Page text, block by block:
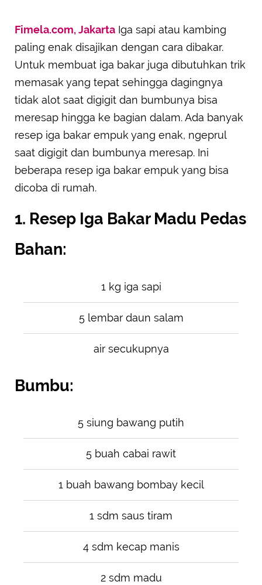
SUBMIT REVIEW
Fimela.com, Jakarta Iga sapi atau kambing
paling enak disajikan dengan cara dibakar.
Untuk membuat iga bakar juga dibutuhkan trik
memasak yang tepat sehingga dagingnya
tidak alot saat digigit dan bumbunya bisa
meresap hingga ke bagian dalam. Ada banyak
resep iga bakar empuk yang enak, ngeprul
saat digigit dan bumbunya meresap. Ini
beberapa resep iga bakar empuk yang bisa
dicoba di rumah.
1. Resep Iga Bakar Madu Pedas
Bahan:
1 kg iga sapi
5 lembar daun salam
air secukupnya
Bumbu:
5 siung bawang putih
5 buah cabai rawit
1 buah bawang bombay kecil
1 sdm saus tiram
4 sdm kecap manis
2 sdm madu